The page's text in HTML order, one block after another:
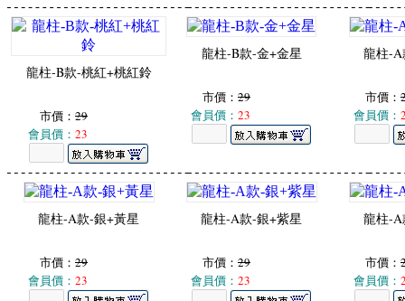
龍柱-B款-桃紅+桃紅鈴
市價： 29
會員價： 23
龍柱-B款-金+金星
市價： 29
會員價： 23
龍柱-
市價：
會員價：
龍柱-A款-銀+黃星
市價： 29
會員價： 23
龍柱-A款-銀+紫星
市價： 29
會員價： 23
龍柱-
市價：
會員價：